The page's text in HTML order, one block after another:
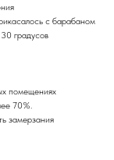
с барабаном
градусов
помещениях
70%.
замерзания